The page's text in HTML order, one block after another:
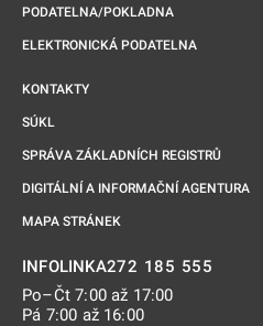
PODATELNA/POKLADNA
ELEKTRONICKÁ PODATELNA
KONTAKTY
SÚKL
SPRÁVA ZÁKLADNÍCH REGISTRŮ
DIGITÁLNÍ A INFORMAČNÍ AGENTURA
MAPA STRÁNEK
INFOLINKA272 185 555
Po–Čt 7:00 až 17:00
Pá 7:00 až 16:00